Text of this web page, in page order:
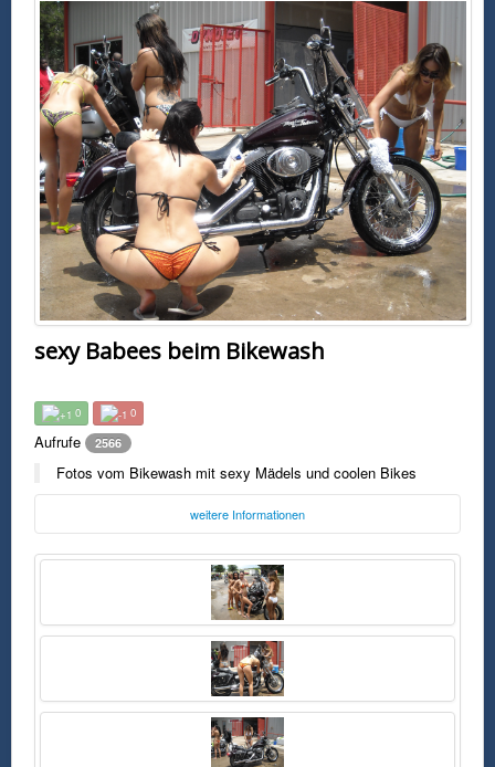
sexy Babees beim Bikewash
0 0
Aufrufe 2566
Fotos vom Bikewash mit sexy Mädels und coolen Bikes
weitere Informationen
Foto:Unbekannt
Mittwoch, 26. April 2017 10:58 Uhr
Fotos vom Bikewash mit sexy Mädels und coolen Bikes